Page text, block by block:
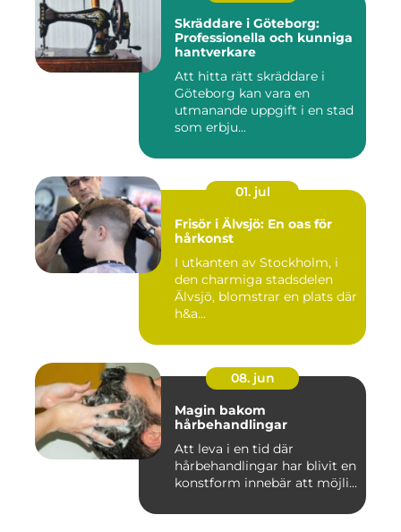
Skräddare i Göteborg:
Professionella och kunniga
hantverkare
Att hitta rätt skräddare i
Göteborg kan vara en
utmanande uppgift i en stad
som erbju...
01. jul
Frisör i Älvsjö: En oas för
hårkonst
I utkanten av Stockholm, i
den charmiga stadsdelen
Älvsjö, blomstrar en plats där
h&a...
08. jun
Magin bakom
hårbehandlingar
Att leva i en tid där
hårbehandlingar har blivit en
konstform innebär att möjli...